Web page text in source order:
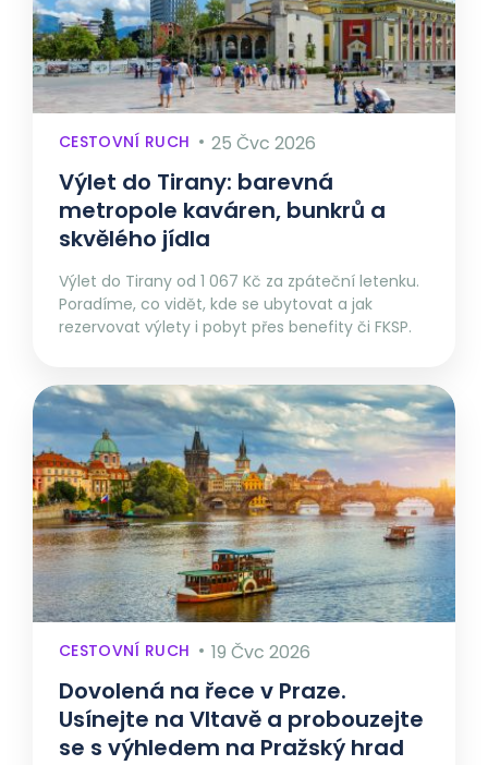
CESTOVNÍ RUCH 25 Čvc 2026
Výlet do Tirany: barevná
metropole kaváren, bunkrů a
skvělého jídla
Výlet do Tirany od 1 067 Kč za zpáteční letenku.
Poradíme, co vidět, kde se ubytovat a jak
rezervovat výlety i pobyt přes benefity či FKSP.
CESTOVNÍ RUCH 19 Čvc 2026
Dovolená na řece v Praze.
Usínejte na Vltavě a probouzejte
se s výhledem na Pražský hrad